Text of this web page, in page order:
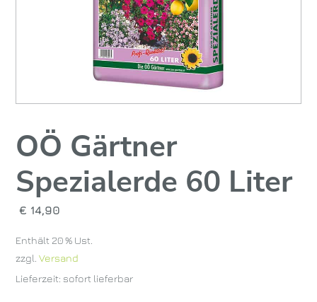
OÖ Gärtner
Spezialerde 60 Liter
€ 14,90
Enthält 20 % Ust.
zzgl.Versand
Lieferzeit: sofort lieferbar